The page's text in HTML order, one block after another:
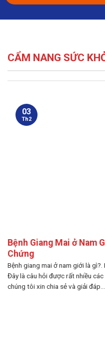
CẨM NANG SỨC
Bệnh Giang Mai ở Nam
Chứng
Bệnh giang mai ở nam giới là
Đây là câu hỏi được rất nhiều
chúng tôi xin chia sẻ và giải đáp...
03
Th2